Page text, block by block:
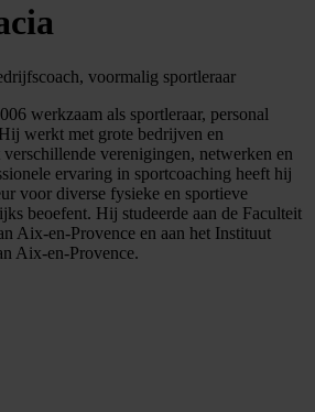
voormalig sportleraar
werkzaam als sportleraar, personal
werkt met grote bedrijven en
verenigingen, netwerken en
ervaring in sportcoaching heeft hij
voor diverse fysieke en sportieve
beoefent. Hij studeerde aan de Faculteit
Aix-en-Provence en aan het Instituut
Aix-en-Provence.